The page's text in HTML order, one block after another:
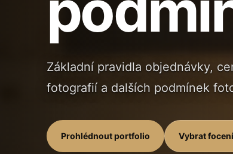
Základní pravidla objednávky,
fotografií a dalších podmínek
Prohlédnout portfolio Vybrat